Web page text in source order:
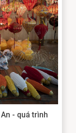
sáng tạo và bền
- quá trình